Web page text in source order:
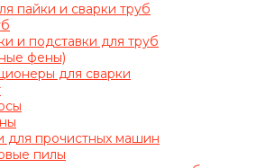
пайки и сварки труб
и подставки для труб
фены)
для сварки
для прочистных машин
пилы